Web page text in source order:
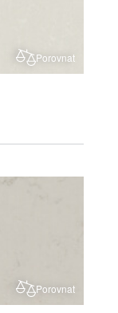
Porovnat
Porovnat